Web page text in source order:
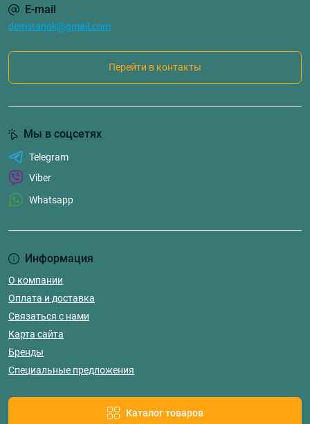
E-mail
demstanok@gmail.com
Перейти в контакты
Информация
О компании
Оплата и доставка
Связаться с нами
Карта сайта
Бренды
Специальные предложения
Каталог товаров
Мы в соцсетях
Telegram
Viber
Whatsapp